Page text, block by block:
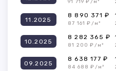
91 719 ₽/м²
11.2025
8 890 371 ₽
87 161 ₽/м²
10.2025
8 282 365 ₽
81 200 ₽/м²
09.2025
8 638 177 ₽
84 688 ₽/м²